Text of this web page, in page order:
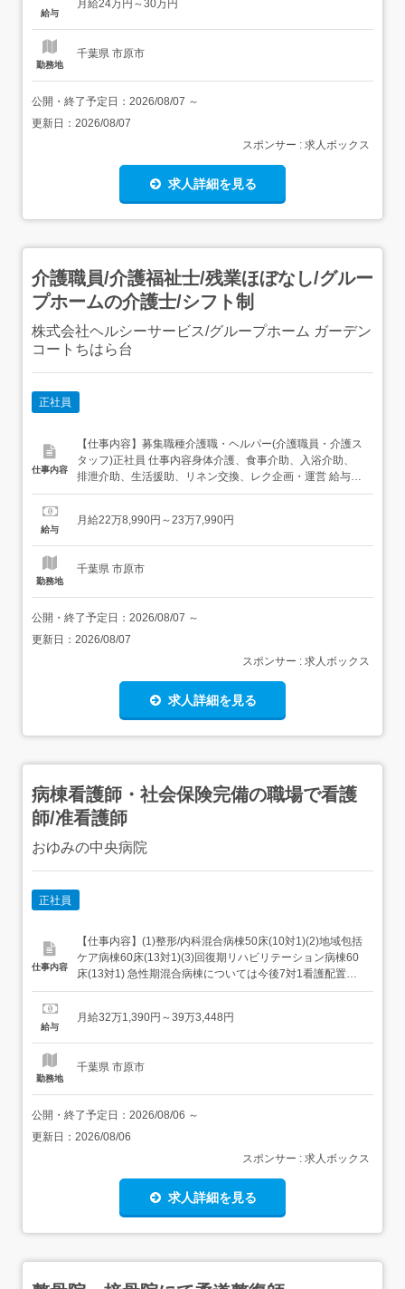
教員免許、RT,ST,OT、社会福祉士あれば尚可<応募要件(必
給与
月給24万円～30万円
勤務地
千葉県 市原市
公開・終了予定日： 2026/08/07 ～
更新日： 2026/08/07
スポンサー : 求人ボックス
求人詳細を見る
介護職員/介護福祉士/残業ほぼなし/グルー
プホームの介護士/シフト制
株式会社ヘルシーサービス/グループホーム ガーデン
コートちはら台
正社員
仕事内容
【仕事内容】募集職種介護職・ヘルパー(介護職員・介護ス
タッフ)正社員 仕事内容身体介護、食事介助、入浴介助、
排泄介助、生活援助、リネン交換、レク企画・運営 給与・
手当<給与>月給228,990〜237,990円<基本給>227,990
額:30,000円資格手当:介護福祉士・介護支援専門員:10,000
給与
月給22万8,990円～23万7,990円
勤務地
千葉県 市原市
公開・終了予定日： 2026/08/07 ～
更新日： 2026/08/07
スポンサー : 求人ボックス
求人詳細を見る
病棟看護師・社会保険完備の職場で看護
師/准看護師
おゆみの中央病院
正社員
仕事内容
【仕事内容】(1)整形/内科混合病棟50床(10対1)(2)地域包括
ケア病棟60床(13対1)(3)回復期リハビリテーション病棟60
床(13対1) 急性期混合病棟については今後7対1看護配置へ
変更予定です。 【経験・資格】<応募要件>看護師資格を現
【給与】月給 321,390円 〜 393,448円<給与の備考><給与
給与
月給32万1,390円～39万3,448円
勤務地
千葉県 市原市
公開・終了予定日： 2026/08/06 ～
更新日： 2026/08/06
スポンサー : 求人ボックス
求人詳細を見る